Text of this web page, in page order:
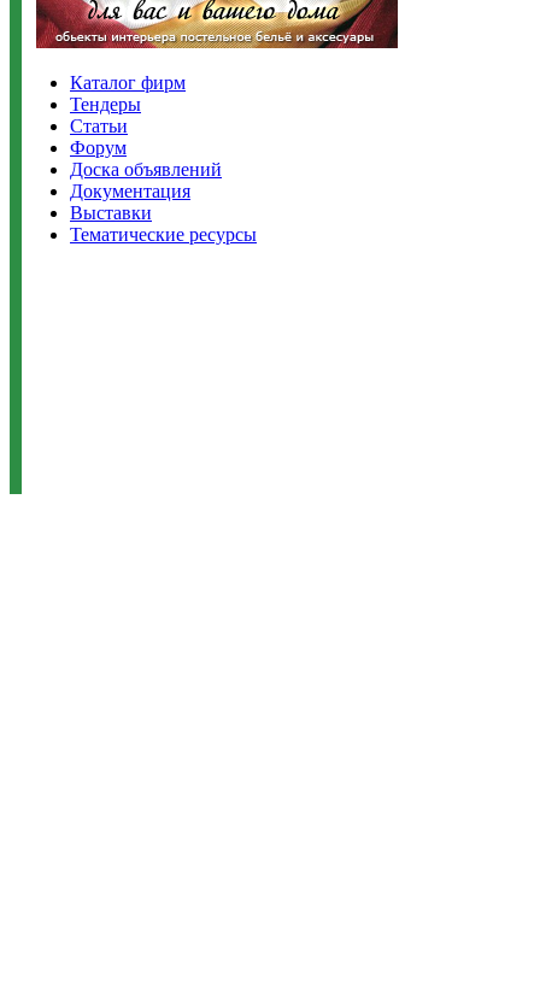
Каталог фирм
Тендеры
Статьи
Форум
Доска объявлений
Документация
Выставки
Тематические ресурсы